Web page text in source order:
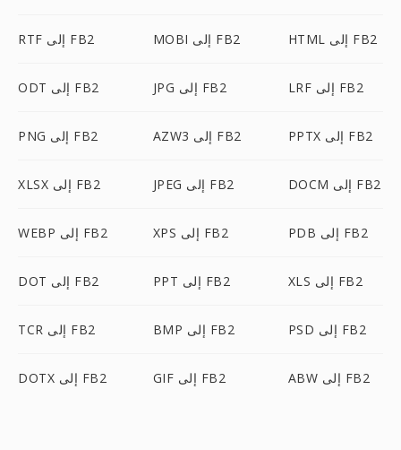
RTF إلى FB2 MOBI إلى FB2 HTML إلى FB2
ODT إلى FB2 JPG إلى FB2 LRF إلى FB2
PNG إلى FB2 AZW3 إلى FB2 PPTX إلى FB2
XLSX إلى FB2 JPEG إلى FB2 DOCM إلى FB2
WEBP إلى FB2 XPS إلى FB2 PDB إلى FB2
DOT إلى FB2 PPT إلى FB2 XLS إلى FB2
TCR إلى FB2 BMP إلى FB2 PSD إلى FB2
DOTX إلى FB2 GIF إلى FB2 ABW إلى FB2